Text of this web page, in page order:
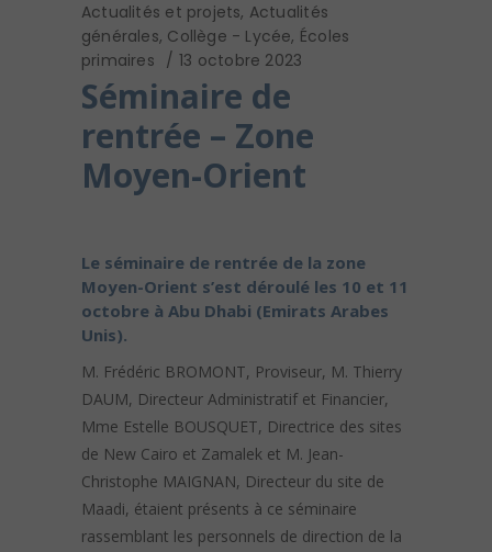
Actualités et projets, Actualités
générales, Collège - Lycée, Écoles
primaires
13 octobre 2023
Séminaire de
rentrée – Zone
Moyen-Orient
Le séminaire de rentrée de la zone
Moyen-Orient s’est déroulé les 10 et 11
octobre à Abu Dhabi (Emirats Arabes
Unis).
M. Frédéric BROMONT, Proviseur, M. Thierry
DAUM, Directeur Administratif et Financier,
Mme Estelle BOUSQUET, Directrice des sites
de New Cairo et Zamalek et M. Jean-
Christophe MAIGNAN, Directeur du site de
Maadi, étaient présents à ce séminaire
rassemblant les personnels de direction de la